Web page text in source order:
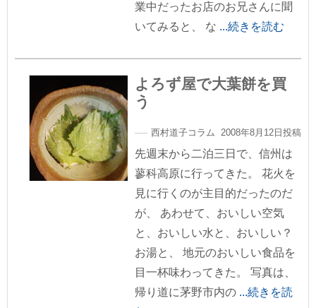
業中だったお店のお兄さんに聞
いてみると、 な ...続きを読む
よろず屋で大葉餅を買
う
西村道子コラム 2008年8月12日投稿
先週末から二泊三日で、信州は
蓼科高原に行ってきた。 花火を
見に行くのが主目的だったのだ
が、 あわせて、おいしい空気
と、おいしい水と、おいしい？
お湯と、 地元のおいしい食品を
目一杯味わってきた。 写真は、
帰り道に茅野市内の ...続きを読